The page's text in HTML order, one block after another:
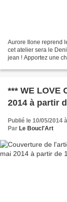
Aurore Ilone reprend
cet atelier sera le
jean ! Apportez une
*** WE LOVE
2014 à partir
Publié le 10/05/2014
Par Le Boucl'Art